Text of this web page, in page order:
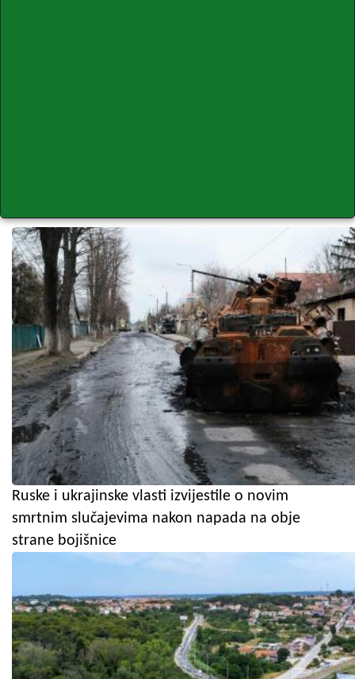
Ruske i ukrajinske vlasti izvijestile o novim
smrtnim slučajevima nakon napada na obje
strane bojišnice